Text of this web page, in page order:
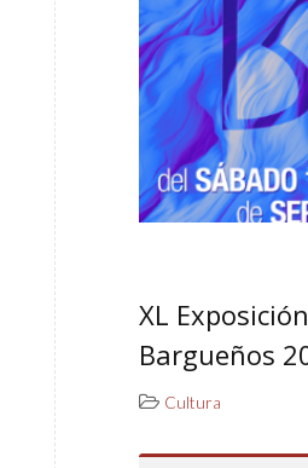
XL
Bargueños
Cultura